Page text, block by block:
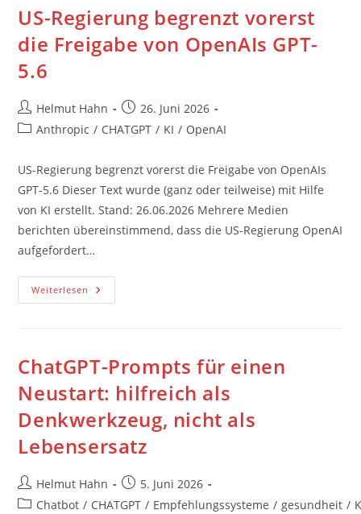
5.6,
GPT-
ChatGPT
Work
Desktop-
App
US-Regierung begrenzt vorerst
die Freigabe von OpenAIs GPT-
5.6
Beitrags-
Autor:
Helmut Hahn
Beitrag
veröffentlicht:
26. Juni 2026
Beitrags-
Anthropic / CHATGPT / KI / OpenAI
US-Regierung begrenzt vorerst die Freigabe von OpenAIs
GPT-5.6 Dieser Text wurde (ganz oder teilweise) mit Hilfe
von KI erstellt. Stand: 26.06.2026 Mehrere Medien
berichten übereinstimmend, dass die US-Regierung OpenAI
aufgefordert…
Weiterlesen US-
Regierung
Von
OpenAIs
5.6
ChatGPT-Prompts für einen
Neustart: hilfreich als
Denkwerkzeug, nicht als
Lebensersatz
Beitrags-
Autor:
Helmut Hahn
Beitrag
veröffentlicht:
5. Juni 2026
Beitrags-
Chatbot / CHATGPT / Empfehlungssysteme / gesundheit /